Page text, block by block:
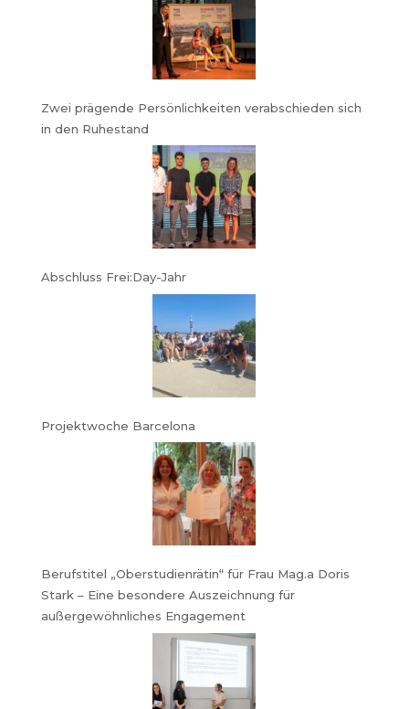
Zwei prägende Persönlichkeiten verabschieden sich
in den Ruhestand
Abschluss Frei:Day-Jahr
Projektwoche Barcelona
Berufstitel „Oberstudienrätin“ für Frau Mag.a Doris
Stark – Eine besondere Auszeichnung für
außergewöhnliches Engagement